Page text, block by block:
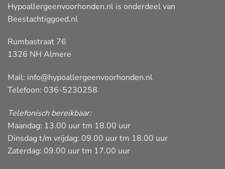
Hypoallergeenvoorhonden.nl is onderdeel van
Beestachtiggoed.nl
Rumbastraat 76
1326 NH Almere
Mail: info@hypoallergeenvoorhonden.nl
Telefoon: 036-5230258
Telefonisch bereikbaar:
Maandag: 13.00 uur tm 18.00 uur
Dinsdag t/m vrijdag: 09.00 uur tm 18.00 uur
Zaterdag: 09.00 uur tm 17.00 uur